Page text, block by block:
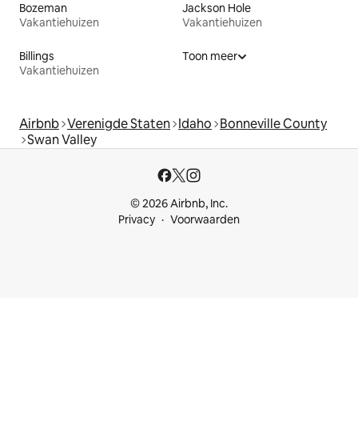
Bozeman
Vakantiehuizen
Jackson Hole
Vakantiehuizen
Billings
Vakantiehuizen
Toon meer
Airbnb Verenigde Staten Idaho Bonneville County
Swan Valley
© 2026 Airbnb, Inc.
Privacy
Voorwaarden